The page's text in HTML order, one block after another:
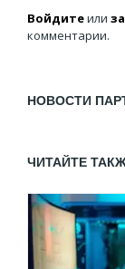
Войдитеили
комментарии.
НОВОСТИ
ЧИТАЙТЕ